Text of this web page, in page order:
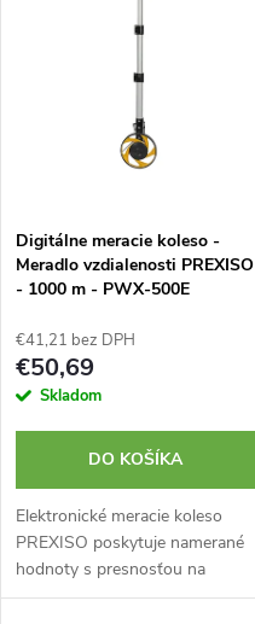
p
r
o
d
u
k
p
r
o
d
k
t
Digitálne meracie koleso -
Meradlo vzdialenosti PREXISO
- 1000 m - PWX-500E
€41,21 bez DPH
€50,69
Skladom
DO KOŠÍKA
Elektronické meracie koleso
PREXISO poskytuje namerané
hodnoty s presnosťou na
centimetre pre vzdialenosti až